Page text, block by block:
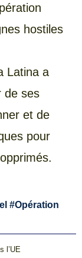
hostiles
Latina a
de ses
et de
pour
#Opération
l’UE